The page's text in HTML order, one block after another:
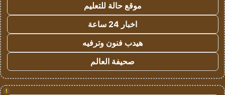
موقع حالة للتعليم
اخبار 24 ساعة
هيدب فنون وترفيه
صحيفة العالم
!